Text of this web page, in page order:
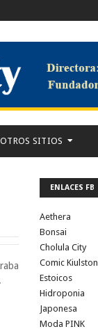
OTROS SITIOS
ENLACES FB
Aethera
Bonsai
Cholula City
Comic Kiulston
Estoicos
Hidroponia
Japonesa
Moda PINK